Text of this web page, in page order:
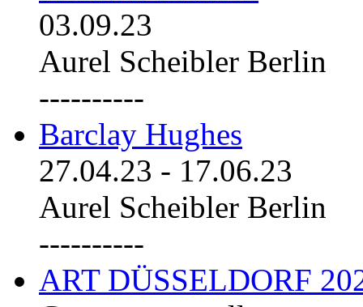
03.09.23
Aurel Scheibler Berlin
----------
Barclay Hughes
27.04.23 - 17.06.23
Aurel Scheibler Berlin
----------
ART DÜSSELDORF